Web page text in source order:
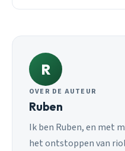
R
OVER DE AUTEUR
Ruben
Ik ben Ruben, en met
het ontstoppen van